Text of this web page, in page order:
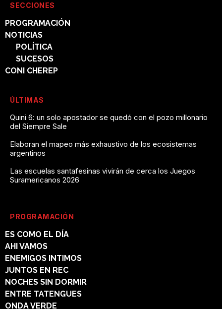
SECCIONES
PROGRAMACIÓN
NOTICIAS
POLÍTICA
SUCESOS
CONI CHEREP
ÚLTIMAS
Quini 6: un solo apostador se quedó con el pozo millonario
del Siempre Sale
Elaboran el mapeo más exhaustivo de los ecosistemas
argentinos
Las escuelas santafesinas vivirán de cerca los Juegos
Suramericanos 2026
PROGRAMACIÓN
ES COMO EL DÍA
AHI VAMOS
ENEMIGOS INTIMOS
JUNTOS EN REC
NOCHES SIN DORMIR
ENTRE TATENGUES
ONDA VERDE